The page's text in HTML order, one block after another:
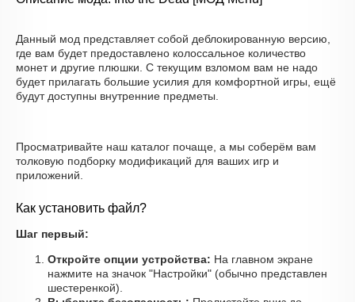
Данный мод представляет собой деблокированную версию,
где вам будет предоставлено колоссальное количество
монет и другие плюшки. С текущим взломом вам не надо
будет прилагать большие усилия для комфортной игры, ещё
будут доступны внутренние предметы.
Просматривайте наш каталог почаще, а мы соберём вам
толковую подборку модификаций для ваших игр и
приложений.
Как установить файл?
Шаг первый:
Откройте опции устройства: На главном экране
нажмите на значок "Настройки" (обычно представлен
шестеренкой).